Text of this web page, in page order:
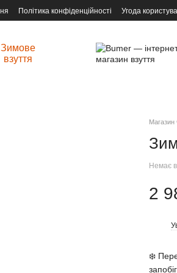
Політика конфіденційності Угода
Зимове
взуття
Магазин
Немає
2
❄️